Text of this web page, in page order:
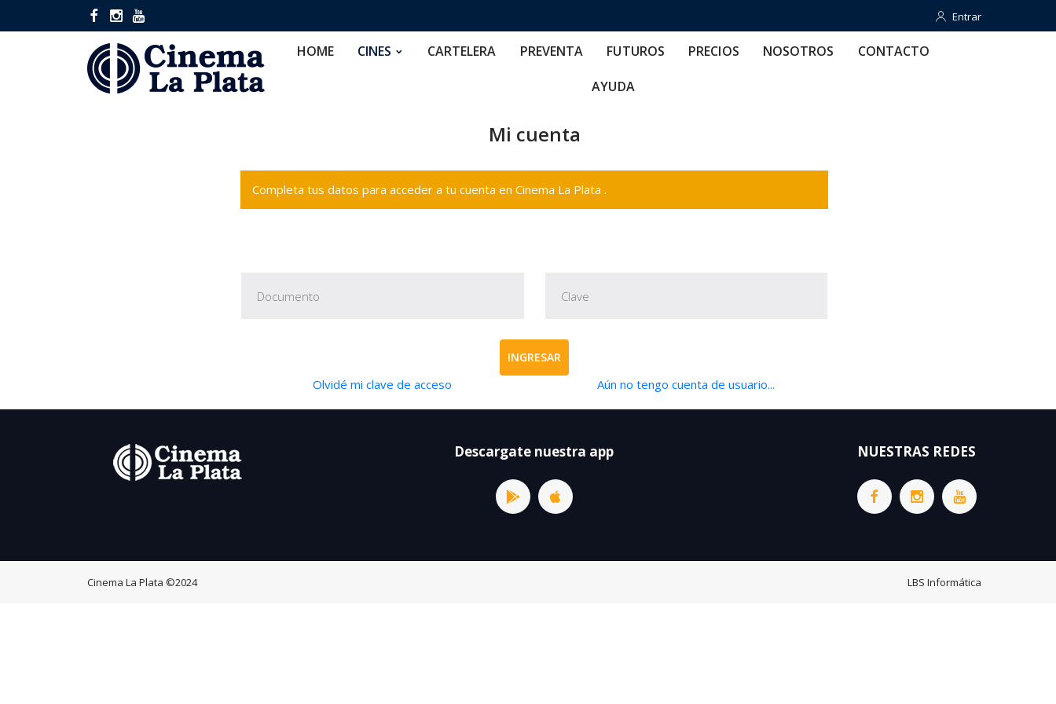
Entrar
Entrar
HOME CINES CARTELERA PREVENTA FUTUROS PRECIOS NOSOTROS CONTACTO
AYUDA
Mi cuenta
Completa tus datos para acceder a tu cuenta en Cinema La Plata .
INGRESAR
Olvidé mi clave de acceso Aún no tengo cuenta de usuario...
Descargate nuestra app NUESTRAS REDES
Cinema La Plata ©2024 LBS Informática